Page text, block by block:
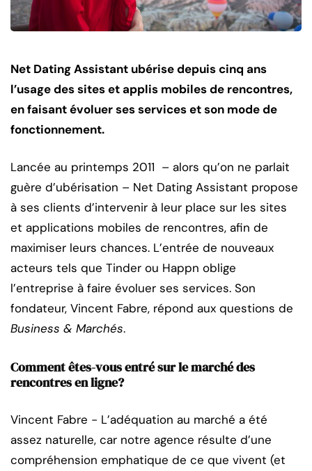
Net Dating Assistant ubérise depuis cinq ans
l’usage des sites et applis mobiles de rencontres,
en faisant évoluer ses services et son mode de
fonctionnement.
Lancée au printemps 2011 – alors qu’on ne parlait
guère d’ubérisation – Net Dating Assistant propose
à ses clients d’intervenir à leur place sur les sites
et applications mobiles de rencontres, afin de
maximiser leurs chances. L’entrée de nouveaux
acteurs tels que Tinder ou Happn oblige
l’entreprise à faire évoluer ses services. Son
fondateur, Vincent Fabre, répond aux questions de
Business & Marchés.
Comment êtes-vous entré sur le marché des
rencontres en ligne?
Vincent Fabre − L’adéquation au marché a été
assez naturelle, car notre agence résulte d’une
compréhension emphatique de ce que vivent (et